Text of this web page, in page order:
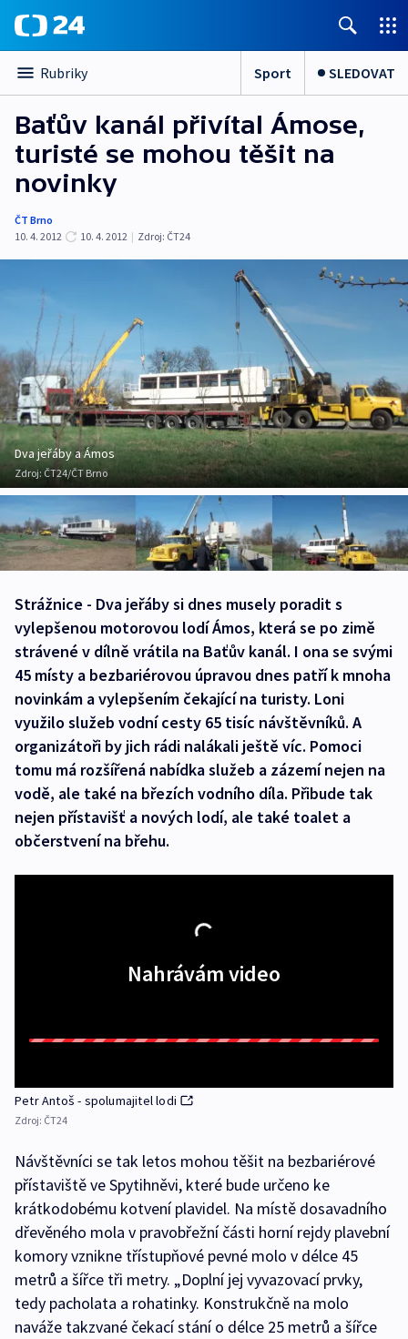
Rubriky Sport SLEDOVAT
Baťův kanál přivítal Ámose,
turisté se mohou těšit na
novinky
ČT Brno
10. 4. 2012
10. 4. 2012 | Zdroj: ČT24
Dva jeřáby a Ámos
Zdroj: ČT24/ČT Brno
Strážnice - Dva jeřáby si dnes musely poradit s
vylepšenou motorovou lodí Ámos, která se po zimě
strávené v dílně vrátila na Baťův kanál. I ona se svými
45 místy a bezbariérovou úpravou dnes patří k mnoha
novinkám a vylepšením čekající na turisty. Loni
využilo služeb vodní cesty 65 tisíc návštěvníků. A
organizátoři by jich rádi nalákali ještě víc. Pomoci
tomu má rozšířená nabídka služeb a zázemí nejen na
vodě, ale také na březích vodního díla. Přibude tak
nejen přístavišť a nových lodí, ale také toalet a
občerstvení na břehu.
Nahrávám video
Petr Antoš - spolumajitel lodi
Zdroj: ČT24
Návštěvníci se tak letos mohou těšit na bezbariérové
přístaviště ve Spytihněvi, které bude určeno ke
krátkodobému kotvení plavidel. Na místě dosavadního
dřevěného mola v pravobřežní části horní rejdy plavební
komory vznikne třístupňové pevné molo v délce 45
metrů a šířce tři metry. „Doplní jej vyvazovací prvky,
tedy pacholata a rohatinky. Konstrukčně na molo
naváže takzvané čekací stání o délce 25 metrů a šířce